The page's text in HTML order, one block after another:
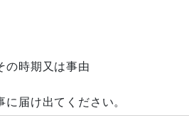
時期又は事由
届け出てください。